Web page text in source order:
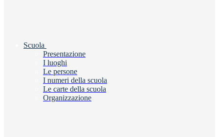
Scuola
Presentazione
I luoghi
Le persone
I numeri della scuola
Le carte della scuola
Organizzazione